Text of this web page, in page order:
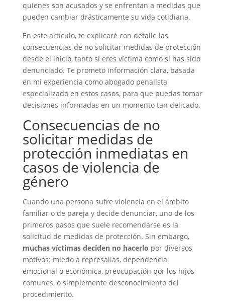
quienes son acusados y se enfrentan a medidas que
pueden cambiar drásticamente su vida cotidiana.
En este artículo, te explicaré con detalle las
consecuencias de no solicitar medidas de protección
desde el inicio, tanto si eres víctima como si has sido
denunciado. Te prometo información clara, basada
en mi experiencia como abogado penalista
especializado en estos casos, para que puedas tomar
decisiones informadas en un momento tan delicado.
Consecuencias de no
solicitar medidas de
protección inmediatas en
casos de violencia de
género
Cuando una persona sufre violencia en el ámbito
familiar o de pareja y decide denunciar, uno de los
primeros pasos que suele recomendarse es la
solicitud de medidas de protección. Sin embargo,
muchas víctimas deciden no hacerlo por diversos
motivos: miedo a represalias, dependencia
emocional o económica, preocupación por los hijos
comunes, o simplemente desconocimiento del
procedimiento.